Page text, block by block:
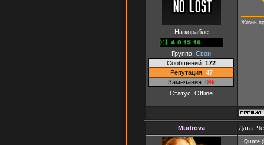
На корабле
Группа: Свои
Сообщений: 172
Репутация: 47
Замечания: 0%
Статус: Offline
Жизнь
Mudrova Дата:
Quote (